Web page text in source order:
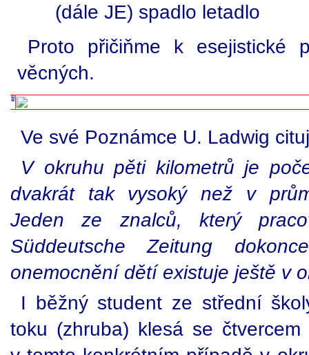
(dále JE) spadlo letadlo
Proto přičiňme k esejistické
věcných.
Ve své Poznámce U. Ladwig
V okruhu pěti kilometrů je
dvakrát tak vysoký než v
Jeden ze znalců, který
Süddeutsche Zeitung
onemocnění dětí existuje ještě v
I běžný student ze střední
toku (zhruba) klesá se